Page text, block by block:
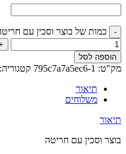
כמות של בוצר וסכין עם
הוספה לסל
מק"ט: 795c7a7a5ec6-1 קטגוריה:
תיאור
משלוחים
תיאור
בוצר וסכין עם חריטה